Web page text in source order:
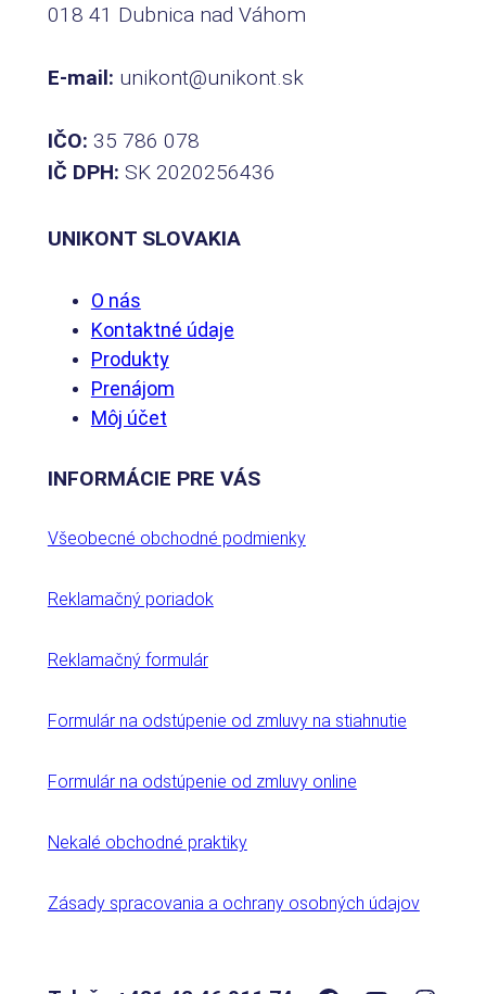
018 41 Dubnica nad Váhom
E-mail: unikont@unikont.sk
IČO: 35 786 078
IČ DPH: SK 2020256436
UNIKONT SLOVAKIA
O nás
Kontaktné údaje
Produkty
Prenájom
Môj účet
INFORMÁCIE PRE VÁS
Všeobecné obchodné podmienky
Reklamačný poriadok
Reklamačný formulár
Formulár na odstúpenie od zmluvy na stiahnutie
Formulár na odstúpenie od zmluvy online
Nekalé obchodné praktiky
Zásady spracovania a ochrany osobných údajov